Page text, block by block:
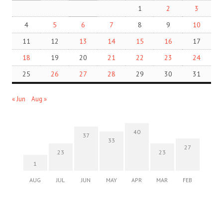
1
2
3
4
5 6 7 8 9
10
11
12 13 14 15 16
17
18
19 20 21 22 23
24
25
26 27 28 29 30 31
« Jun Aug »
1
AUG
23
JUL
37
JUN
33
MAY
40
APR
23
MAR
27
FEB